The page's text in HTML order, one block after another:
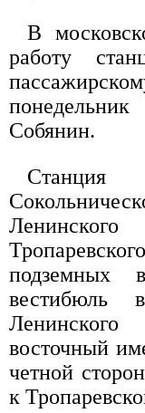
В
работу
Собянин.
подземных
вестибюль
восточный
четной
к